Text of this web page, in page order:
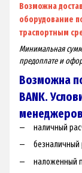
Возможна
оборудование
траспортным
Минимальная
предоплате и
Возможна
BANK.
наличный
наложенный